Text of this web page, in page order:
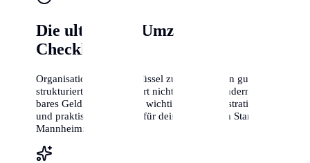
Die ultimative Umzugs-
Checkliste
Organisation ist der Schlüssel zum Erfolg. Ein gut
strukturierter Umzug spart nicht nur Zeit, sondern auch
bares Geld. Hier sind die wichtigsten administrativen
und praktischen Schritte für deinen perfekten Start in
Mannheim: